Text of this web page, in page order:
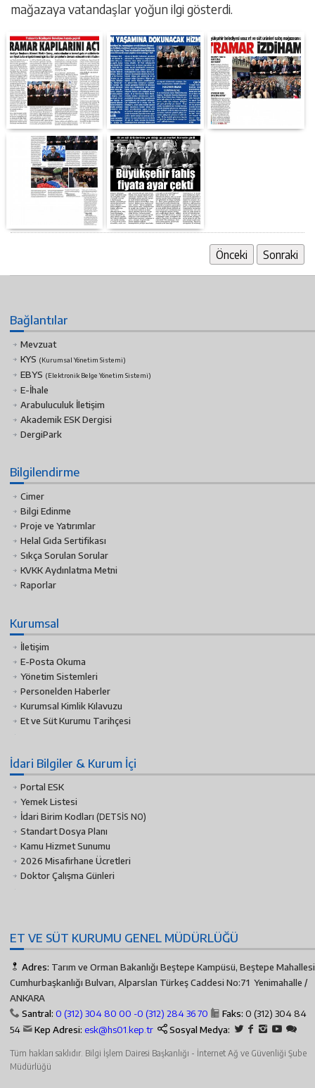
mağazaya vatandaşlar yoğun ilgi gösterdi.
Önceki Sonraki
Bağlantılar
Mevzuat
KYS (Kurumsal Yönetim Sistemi)
EBYS (Elektronik Belge Yönetim Sistemi)
E-İhale
Arabuluculuk İletişim
Akademik ESK Dergisi
DergiPark
Bilgilendirme
Cimer
Bilgi Edinme
Proje ve Yatırımlar
Helal Gıda Sertifikası
Sıkça Sorulan Sorular
KVKK Aydınlatma Metni
Raporlar
Kurumsal
İletişim
E-Posta Okuma
Yönetim Sistemleri
Personelden Haberler
Kurumsal Kimlik Kılavuzu
Et ve Süt Kurumu Tarihçesi
İdari Bilgiler & Kurum İçi
Portal ESK
Yemek Listesi
İdari Birim Kodları (DETSİS NO)
Standart Dosya Planı
Kamu Hizmet Sunumu
2026 Misafirhane Ücretleri
Doktor Çalışma Günleri
ET VE SÜT KURUMU GENEL MÜDÜRLÜĞÜ
Adres: Tarım ve Orman Bakanlığı Beştepe Kampüsü, Beştepe
Cumhurbaşkanlığı Bulvarı, Alparslan Türkeş Caddesi No:71 Yenimahalle /
ANKARA
Santral: 0 (312) 304 80 00 -0 (312) 284 36 70 Faks: 0 (312) 304 84
54
Kep Adresi: esk@hs01.kep.tr Sosyal Medya:
Tüm hakları saklıdır. Bilgi İşlem Dairesi Başkanlığı - İnternet Ağ ve Güvenliği Şube
Müdürlüğü